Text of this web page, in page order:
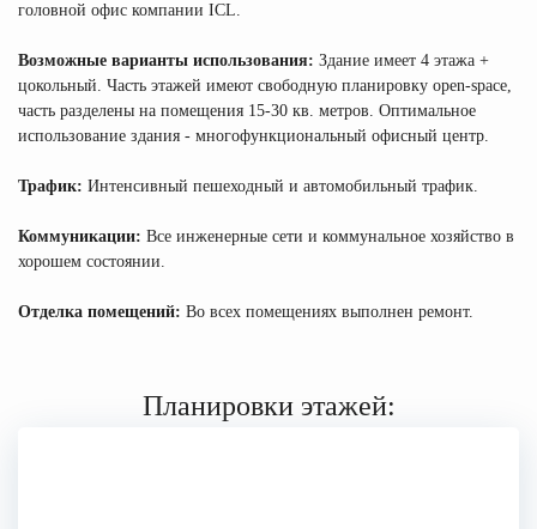
головной офис компании ICL.
Возможные варианты использования: Здание имеет 4 этажа +
цокольный. Часть этажей имеют свободную планировку open-space,
часть разделены на помещения 15-30 кв. метров. Оптимальное
использование здания - многофункциональный офисный центр.
Трафик: Интенсивный пешеходный и автомобильный трафик.
Коммуникации: Все инженерные сети и коммунальное хозяйство в
хорошем состоянии.
Отделка помещений: Во всех помещениях выполнен ремонт.
Планировки этажей: